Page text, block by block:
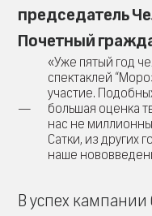
председатель
Почетный
«Уже пятый год
спектаклей
участие.
большая оценка
нас не
Сатки, из других
наше
В успех кампании